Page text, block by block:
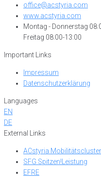
office@acstyria.com
www.acstyria.com
Montag - Donnerstag
Freitag 08:00-13:00
Important Links
Impressum
Datenschutzerklärung
Languages
EN
DE
External Links
ACstyria
SFG Spitzen!Leistung
EFRE